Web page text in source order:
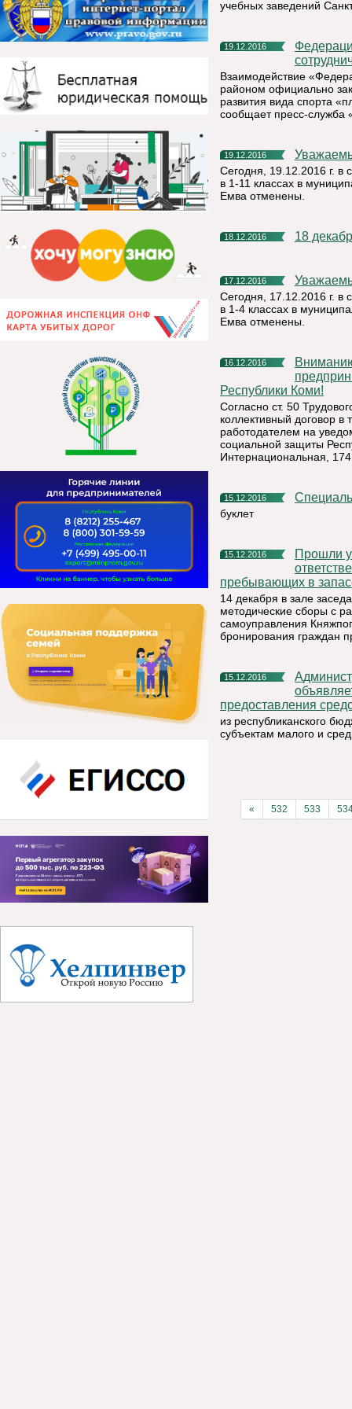
учебных заведений
19.12.2016
Федерация плавания РК заключила соглашение о
Взаимодействие
районом официально
развития вида спорта
сообщает пресс-служба
19.12.2016
Сегодня, 19.12.2016 г. в
в 1-11 классах в
Емва отменены.
18.12.2016 18
17.12.2016
Сегодня, 17.12.2016 г. в
в 1-4 классах в
Емва отменены.
16.12.2016
Вниманию руководителей организаций, индивидуальных
Республики Коми!
Согласно ст. 50
коллективный договор
работодателем на
социальной защиты
Интернациональная,
15.12.2016
буклет
15.12.2016
Прошли учебно-методические сборы с работниками
пребывающих в
14 декабря в зале
методические сборы с
самоуправления
бронирования граждан
15.12.2016
Администрация муниципального района «Княжпогостский»
предоставления
из республиканского
субъектам малого и
« 532 533